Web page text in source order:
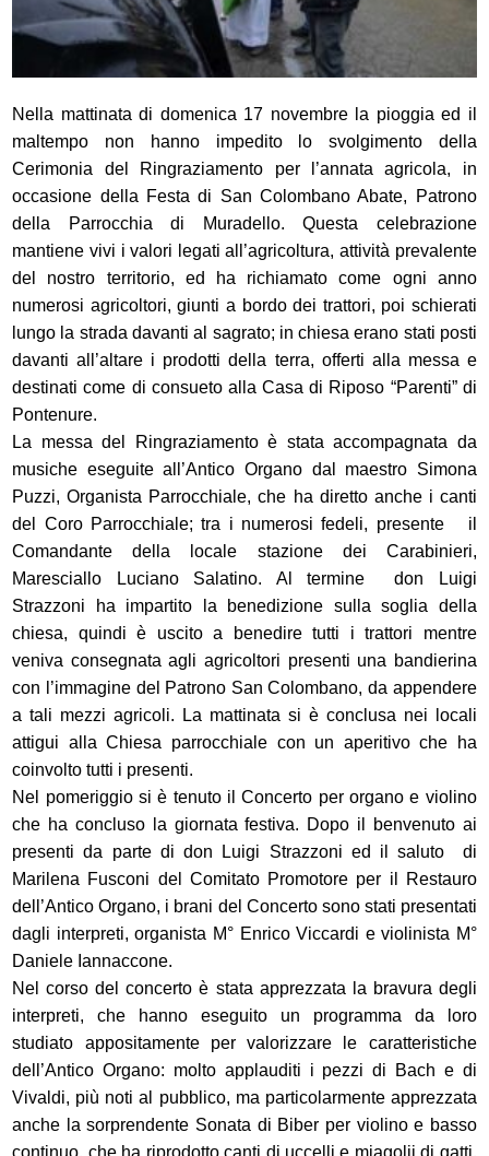
Nella mattinata di domenica 17 novembre la pioggia ed il
maltempo non hanno impedito lo svolgimento della
Cerimonia del Ringraziamento per l’annata agricola, in
occasione della Festa di San Colombano Abate, Patrono
della Parrocchia di Muradello. Questa celebrazione
mantiene vivi i valori legati all’agricoltura, attività prevalente
del nostro territorio, ed ha richiamato come ogni anno
numerosi agricoltori, giunti a bordo dei trattori, poi schierati
lungo la strada davanti al sagrato; in chiesa erano stati posti
davanti all’altare i prodotti della terra, offerti alla messa e
destinati come di consueto alla Casa di Riposo “Parenti” di
Pontenure.
La messa del Ringraziamento è stataaccompagnata da
musiche eseguite all’Antico Organo dal maestro Simona
Puzzi, Organista Parrocchiale, che ha diretto anche i canti
del Coro Parrocchiale; tra i numerosi fedeli, presente il
Comandante della locale stazione dei Carabinieri,
Maresciallo Luciano Salatino. Al termine don Luigi
Strazzoni ha impartito la benedizione sulla soglia della
chiesa, quindi è uscito a benedire tutti i trattori mentre
veniva consegnata agli agricoltori presenti una bandierina
con l’immagine del Patrono San Colombano, da appendere
a tali mezzi agricoli. La mattinata si è conclusa nei locali
attigui alla Chiesa parrocchiale con un aperitivo che ha
coinvolto tutti i presenti.
Nel pomeriggio si è tenuto il Concerto per organo e violino
che ha concluso la giornata festiva. Dopo il benvenuto ai
presenti da parte di don Luigi Strazzoni ed il saluto di
Marilena Fusconi del Comitato Promotore per il Restauro
dell’Antico Organo, i brani del Concerto sono stati presentati
dagli interpreti, organista M° Enrico Viccardi e violinista M°
Daniele Iannaccone.
Nel corso del concerto è stata apprezzata la bravura degli
interpreti, che hanno eseguito un programma da loro
studiato appositamente per valorizzare le caratteristiche
dell’Antico Organo: molto applauditi i pezzi di Bach e di
Vivaldi, più noti al pubblico, ma particolarmente apprezzata
anche la sorprendente Sonata di Biber per violino e basso
continuo, che ha riprodotto canti di uccelli e miagolii di gatti.